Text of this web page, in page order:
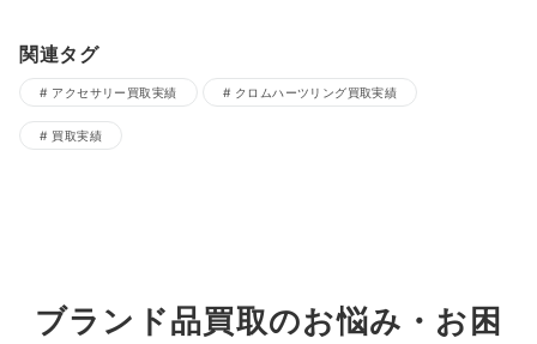
関連タグ
アクセサリー買取実績 クロムハーツリング買取実績
買取実績
ブランド品買取のお悩み・お困